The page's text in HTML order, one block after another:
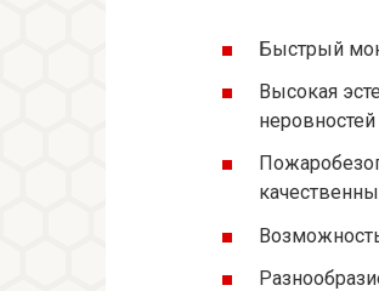
Быстрый
Высокая
неровностей